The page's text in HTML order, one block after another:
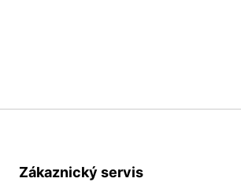
Zákaznický servis